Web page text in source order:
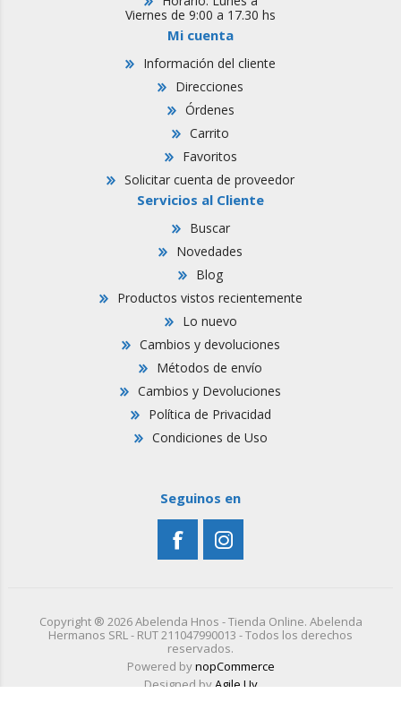
Viernes de 9:00 a 17.30 hs
Mi cuenta
Información del cliente
Direcciones
Órdenes
Carrito
Favoritos
Solicitar cuenta de proveedor
Servicios al Cliente
Buscar
Novedades
Blog
Productos vistos recientemente
Lo nuevo
Cambios y devoluciones
Métodos de envío
Cambios y Devoluciones
Política de Privacidad
Condiciones de Uso
Seguinos en
Copyright ® 2026 Abelenda Hnos - Tienda Online. Abelenda
Hermanos SRL - RUT 211047990013 - Todos los derechos
reservados.
Powered bynopCommerce
Designed byAgile.Uy